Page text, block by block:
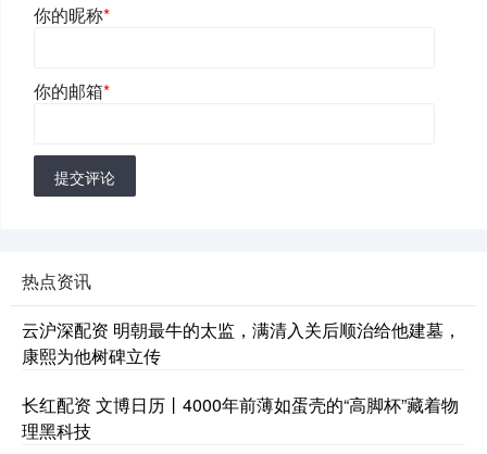
你的昵称*
你的邮箱*
提交评论
热点资讯
云沪深配资 明朝最牛的太监，满清入关后顺治给他建墓，
康熙为他树碑立传
长红配资 文博日历丨4000年前薄如蛋壳的“高脚杯”藏着物
理黑科技